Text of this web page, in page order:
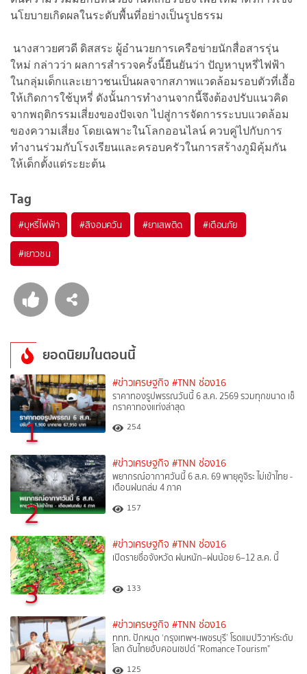
นโยบายเกิดผลในระดับพื้นที่อย่างเป็นรูปธรรม
นางสาวยศวดี ดิสสระ ผู้อำนวยการเครือข่ายนักสื่อสารรุ่น
ใหม่ กล่าวว่า ผลการสำรวจครั้งนี้ยืนยันว่า ปัญหาบุหรี่ไฟฟ้า
ในกลุ่มเด็กและเยาวชนเป็นผลจากสภาพแวดล้อมรอบตัวที่เอื้อ
ให้เกิดการใช้บุหรี่ ดังนั้นการทำงานจากนี้จึงต้องปรับแนวคิด
จากพฤติกรรมเสี่ยงของปัจเจก ไปสู่การจัดการระบบแวดล้อม
ของความเสี่ยง โดยเฉพาะในโลกออนไลน์ ควบคู่ไปกับการ
ทำงานร่วมกับโรงเรียนและครอบครัวในการสร้างภูมิคุ้มกัน
ให้เด็กตั้งแต่ระยะต้น
Tag
#บุหรี่ไฟฟ้า #สิงอมควัน #ยาเสพติด #เตือนภัย
#เยาวชน
ยอดนิยมในตอนนี้
1
#ข่าวเศรษฐกิจ #TNN ช่อง16
ราคาทองรูปพรรณวันนี้ 6 ส.ค. 2569 รวมทุกขนาด เช็
กราคาทองแท่งล่าสุด
254
2
#ข่าวเศรษฐกิจ #TNN ช่อง16
พยากรณ์อากาศวันนี้ 6 ส.ค. 69 พายุคูจิระ ไม่เข้าไทย -
เตือนฝนถล่ม 4 ภาค
157
3
#ข่าวเศรษฐกิจ #TNN ช่อง16
เปิดรายชื่อจังหวัด ฝนหนัก–ฝนน้อย 6–12 ส.ค. นี้
133
#ข่าวเศรษฐกิจ #TNN ช่อง16
ททท. ปักหมุด ‘กรุงเทพฯ-เพชรบุรี’ โรดแมปวิวาห์ระดับ
โลก ดันไทยฮับคอนเซปต์ "Romance Tourism"
125